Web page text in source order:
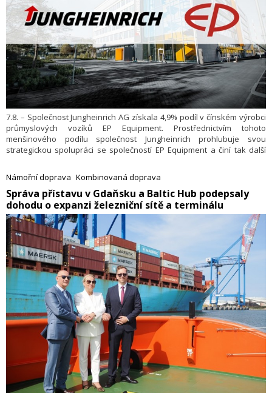
7.8. – Společnost Jungheinrich AG získala 4,9% podíl v čínském výrobci
průmyslových vozíků EP Equipment. Prostřednictvím tohoto
menšinového podílu společnost Jungheinrich prohlubuje svou
strategickou spolupráci se společností EP Equipment a činí tak další
Námořní doprava Kombinovaná doprava
​Správa přístavu v Gdaňsku a Baltic Hub podepsaly
dohodu o expanzi železniční sítě a terminálu